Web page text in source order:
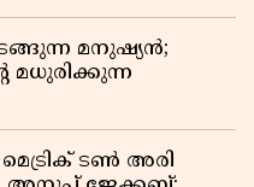
മനുഷ്യൻ;
മധുരിക്കുന്ന
ടൺ അരി